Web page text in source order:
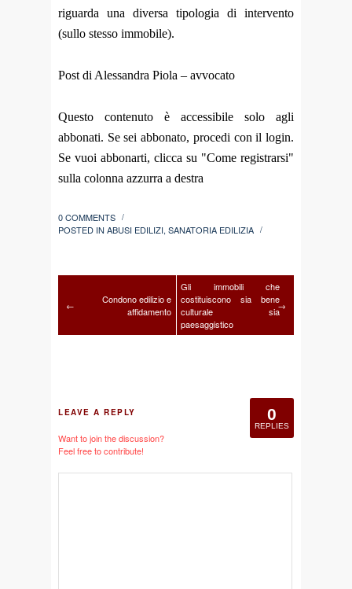
riguarda una diversa tipologia di intervento
(sullo stesso immobile).
Post di Alessandra Piola – avvocato
Questo contenuto è accessibile solo agli
abbonati. Se sei abbonato, procedi con il login.
Se vuoi abbonarti, clicca su "Come registrarsi"
sulla colonna azzurra a destra
0 COMMENTS /
POSTED IN ABUSI EDILIZI,SANATORIA EDILIZIA /
←
Condono edilizio e
affidamento
Gli immobili che
costituiscono sia bene
culturale sia
paesaggistico
→
0
REPLIES
LEAVE A REPLY
Want to join the discussion?
Feel free to contribute!